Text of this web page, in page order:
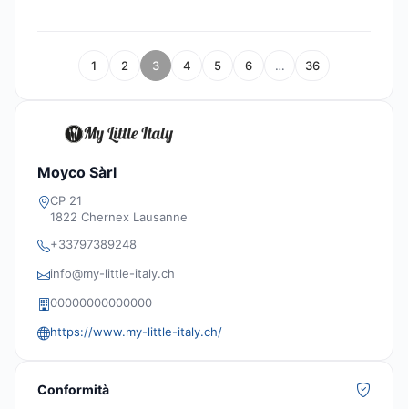
1 2 3 4 5 6 … 36
Moyco Sàrl
CP 21
1822 Chernex Lausanne
+33797389248
info@my-little-italy.ch
00000000000000
https://www.my-little-italy.ch/
Conformità